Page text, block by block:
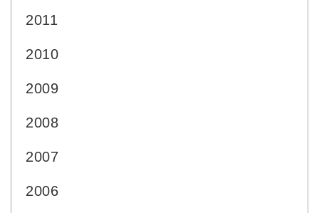
2011
2010
2009
2008
2007
2006